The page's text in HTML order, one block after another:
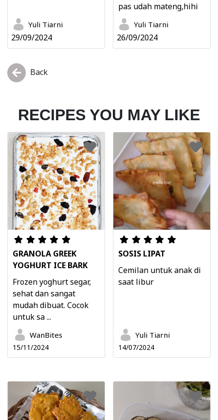
Yuli Tiarni
29/09/2024
pas udah mateng,hihi
Yuli Tiarni
26/09/2024
Back
RECIPES YOU MAY LIKE
GRANOLA GREEK
YOGHURT ICE BARK
Frozen yoghurt segar,
sehat dan sangat
mudah dibuat. Cocok
untuk sa ...
WanBites
15/11/2024
SOSIS LIPAT
Cemilan untuk anak di
saat libur
Yuli Tiarni
14/07/2024